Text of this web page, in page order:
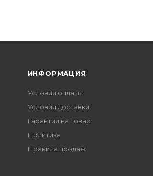
ИНФОРМАЦИЯ
Условия оплаты
Условия доставки
Гарантия на товар
Политика
Правила продаж